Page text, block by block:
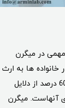
در میگرن
ها به ارث
می رسد. تخمین زده می شود که تا 60 درصد از دلایل
آنهاست. میگرن